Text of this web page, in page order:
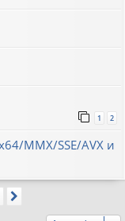
1 2
MMX/SSE/AVX и